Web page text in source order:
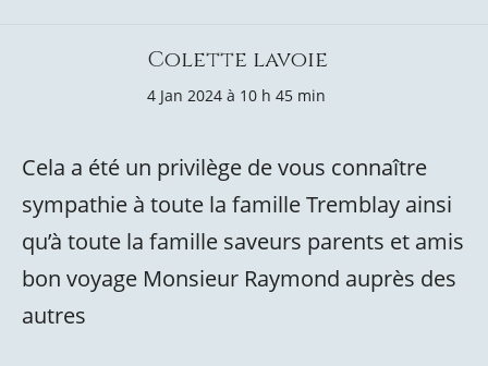
Colette lavoie
4 Jan 2024 à 10 h 45 min
Cela a été un privilège de vous connaître
sympathie à toute la famille Tremblay ainsi
qu’à toute la famille saveurs parents et amis
bon voyage Monsieur Raymond auprès des
autres